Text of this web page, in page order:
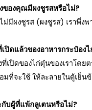
ของคุณมีผงชูรสหรือไม่?
ม่มีผงชูรส (ผงชูรส) เราพึ่
ปิดแล้วของอาหารกระป๋อง
เปิดของไก่ตุ๋นของเราโด
ที่จะใช้ ให้ละลายในตู้เย็
บผู้ที่แพ้กลูเตนหรือไม่?